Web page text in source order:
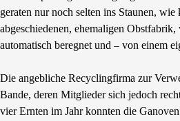
geraten nur noch selten ins Staunen,
abgeschiedenen, ehemaligen
automatisch beregnet und – von einem
Die angebliche Recyclingfirma zur
Bande, deren Mitglieder sich jedoch
vier Ernten im Jahr konnten die